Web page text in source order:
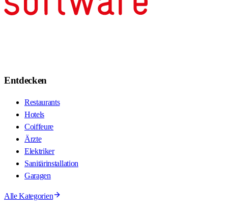
Entdecken
Restaurants
Hotels
Coiffeure
Ärzte
Elektriker
Sanitärinstallation
Garagen
Alle Kategorien